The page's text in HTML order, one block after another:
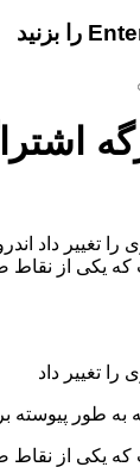
یکی از
یکی از نقاط